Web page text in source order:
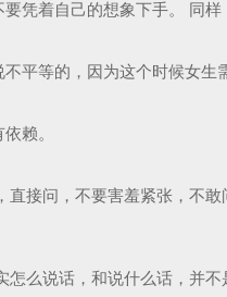
凭着自己的想象下手。 同
平等的，因为这个时候女生
赖。
接问，不要害羞紧张，不敢
么说话，和说什么话，并不